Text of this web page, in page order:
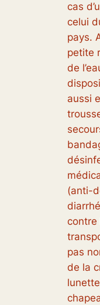
cas
celui
pays.
petite
de
aussi
(anti-
contre
pas
de la